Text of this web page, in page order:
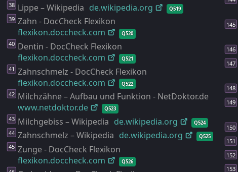
Lippe – Wikipedia de.wikipedia.org Q519
Zahn - DocCheck Flexikon
flexikon.doccheck.com
Q520
Dentin - DocCheck Flexikon
flexikon.doccheck.com
Q521
Zahnschmelz - DocCheck Flexikon
flexikon.doccheck.com
Q522
Milchzähne – Aufbau und Funktion - NetDoktor.de
www.netdoktor.de
Q523
Milchgebiss – Wikipedia de.wikipedia.org Q524
Zahnschmelz – Wikipedia de.wikipedia.org Q525
Zunge - DocCheck Flexikon
flexikon.doccheck.com
Q526